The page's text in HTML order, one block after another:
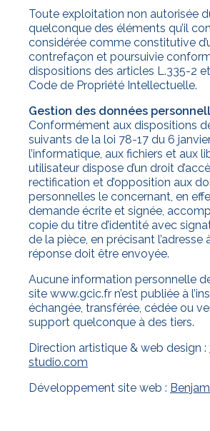
Toute exploitation non autorisée
quelconque des éléments qu’il
considérée comme constitutive
contrefaçon et poursuivie
dispositions des articles L.335-2
Code de Propriété Intellectuelle.
Gestion des données
Conformément aux dispositions
suivants de la loi 78-17 du 6
l’informatique, aux fichiers et aux
utilisateur dispose d’un droit
rectification et d’opposition aux
personnelles le concernant, en
demande écrite et signée,
copie du titre d’identité avec
de la pièce, en précisant l’adresse
réponse doit être envoyée.
Aucune information personnelle
site www.gcic.fr n’est publiée à
échangée, transférée, cédée ou
support quelconque à des tiers.
Direction artistique & web design :
studio.com
Développement site web :